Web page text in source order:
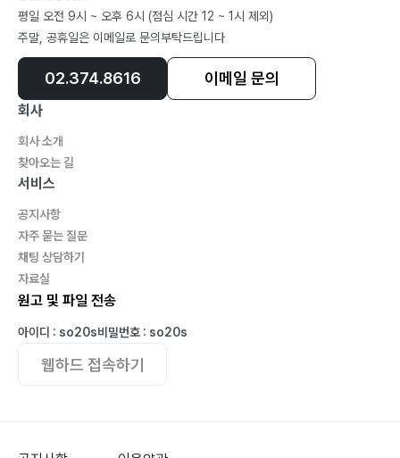
평일 오전 9시 ~ 오후 6시 (점심 시간 12 ~ 1시 제외)
주말, 공휴일은 이메일로 문의부탁드립니다
02.374.8616 이메일 문의
회사
회사 소개
찾아오는 길
서비스
공지사항
자주 묻는 질문
채팅 상담하기
자료실
원고 및 파일 전송
아이디 : so20s비밀번호 : so20s
웹하드 접속하기